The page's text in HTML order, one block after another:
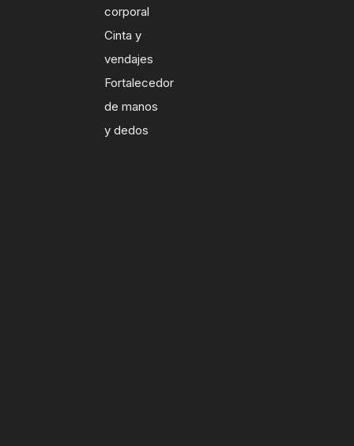
corporal
Cinta y
vendajes
Fortalecedor
de manos
y dedos